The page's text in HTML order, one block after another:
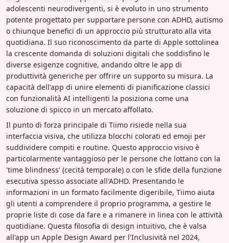
adolescenti neurodivergenti, si è evoluto in uno strumento
potente progettato per supportare persone con ADHD, autismo
o chiunque benefici di un approccio più strutturato alla vita
quotidiana. Il suo riconoscimento da parte di Apple sottolinea
la crescente domanda di soluzioni digitali che soddisfino le
diverse esigenze cognitive, andando oltre le app di
produttività generiche per offrire un supporto su misura. La
capacità dell'app di unire elementi di pianificazione classici
con funzionalità AI intelligenti la posiziona come una
soluzione di spicco in un mercato affollato.
Il punto di forza principale di Tiimo risiede nella sua
interfaccia visiva, che utilizza blocchi colorati ed emoji per
suddividere compiti e routine. Questo approccio visivo è
particolarmente vantaggioso per le persone che lottano con la
'time blindness' (cecità temporale) o con le sfide della funzione
esecutiva spesso associate all'ADHD. Presentando le
informazioni in un formato facilmente digeribile, Tiimo aiuta
gli utenti a comprendere il proprio programma, a gestire le
proprie liste di cose da fare e a rimanere in linea con le attività
quotidiane. Questa filosofia di design intuitivo, che è valsa
all'app un Apple Design Award per l'Inclusività nel 2024,